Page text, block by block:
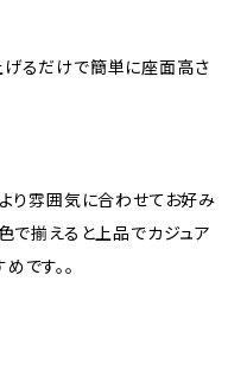
げるだけで簡単に座面高さ
り雰囲気に合わせてお好み
で揃えると上品でカジュア
です。。